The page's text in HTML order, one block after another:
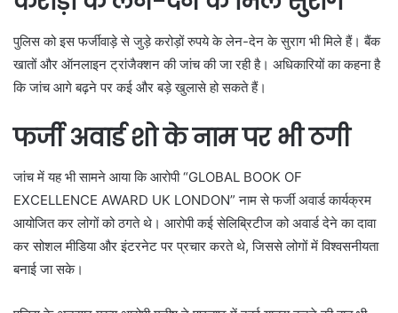
पुलिस को इस फर्जीवाड़े से जुड़े करोड़ों रुपये के लेन-देन के सुराग भी मिले हैं। बैंक
खातों और ऑनलाइन ट्रांजैक्शन की जांच की जा रही है। अधिकारियों का कहना है
कि जांच आगे बढ़ने पर कई और बड़े खुलासे हो सकते हैं।
फर्जी अवार्ड शो के नाम पर भी ठगी
जांच में यह भी सामने आया कि आरोपी “GLOBAL BOOK OF
EXCELLENCE AWARD UK LONDON” नाम से फर्जी अवार्ड कार्यक्रम
आयोजित कर लोगों को ठगते थे। आरोपी कई सेलिब्रिटीज को अवार्ड देने का दावा
कर सोशल मीडिया और इंटरनेट पर प्रचार करते थे, जिससे लोगों में विश्वसनीयता
बनाई जा सके।